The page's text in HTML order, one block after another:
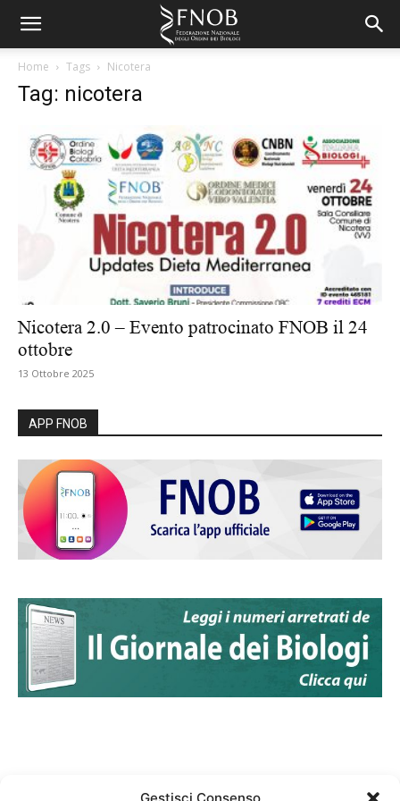
Home Tags Nicotera
Tag: nicotera
Nicotera 2.0 – Evento patrocinato FNOB il 24
ottobre
13 Ottobre 2025
APP FNOB